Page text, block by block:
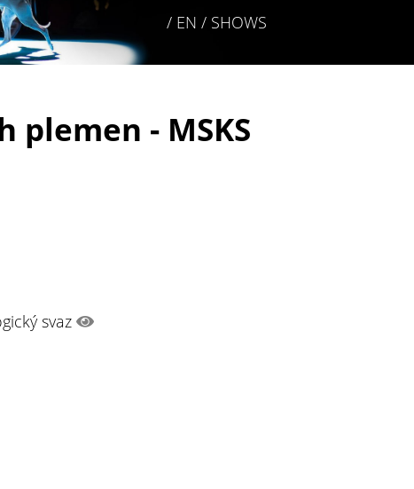
/ EN / SHOWS
plemen - MSKS
svaz